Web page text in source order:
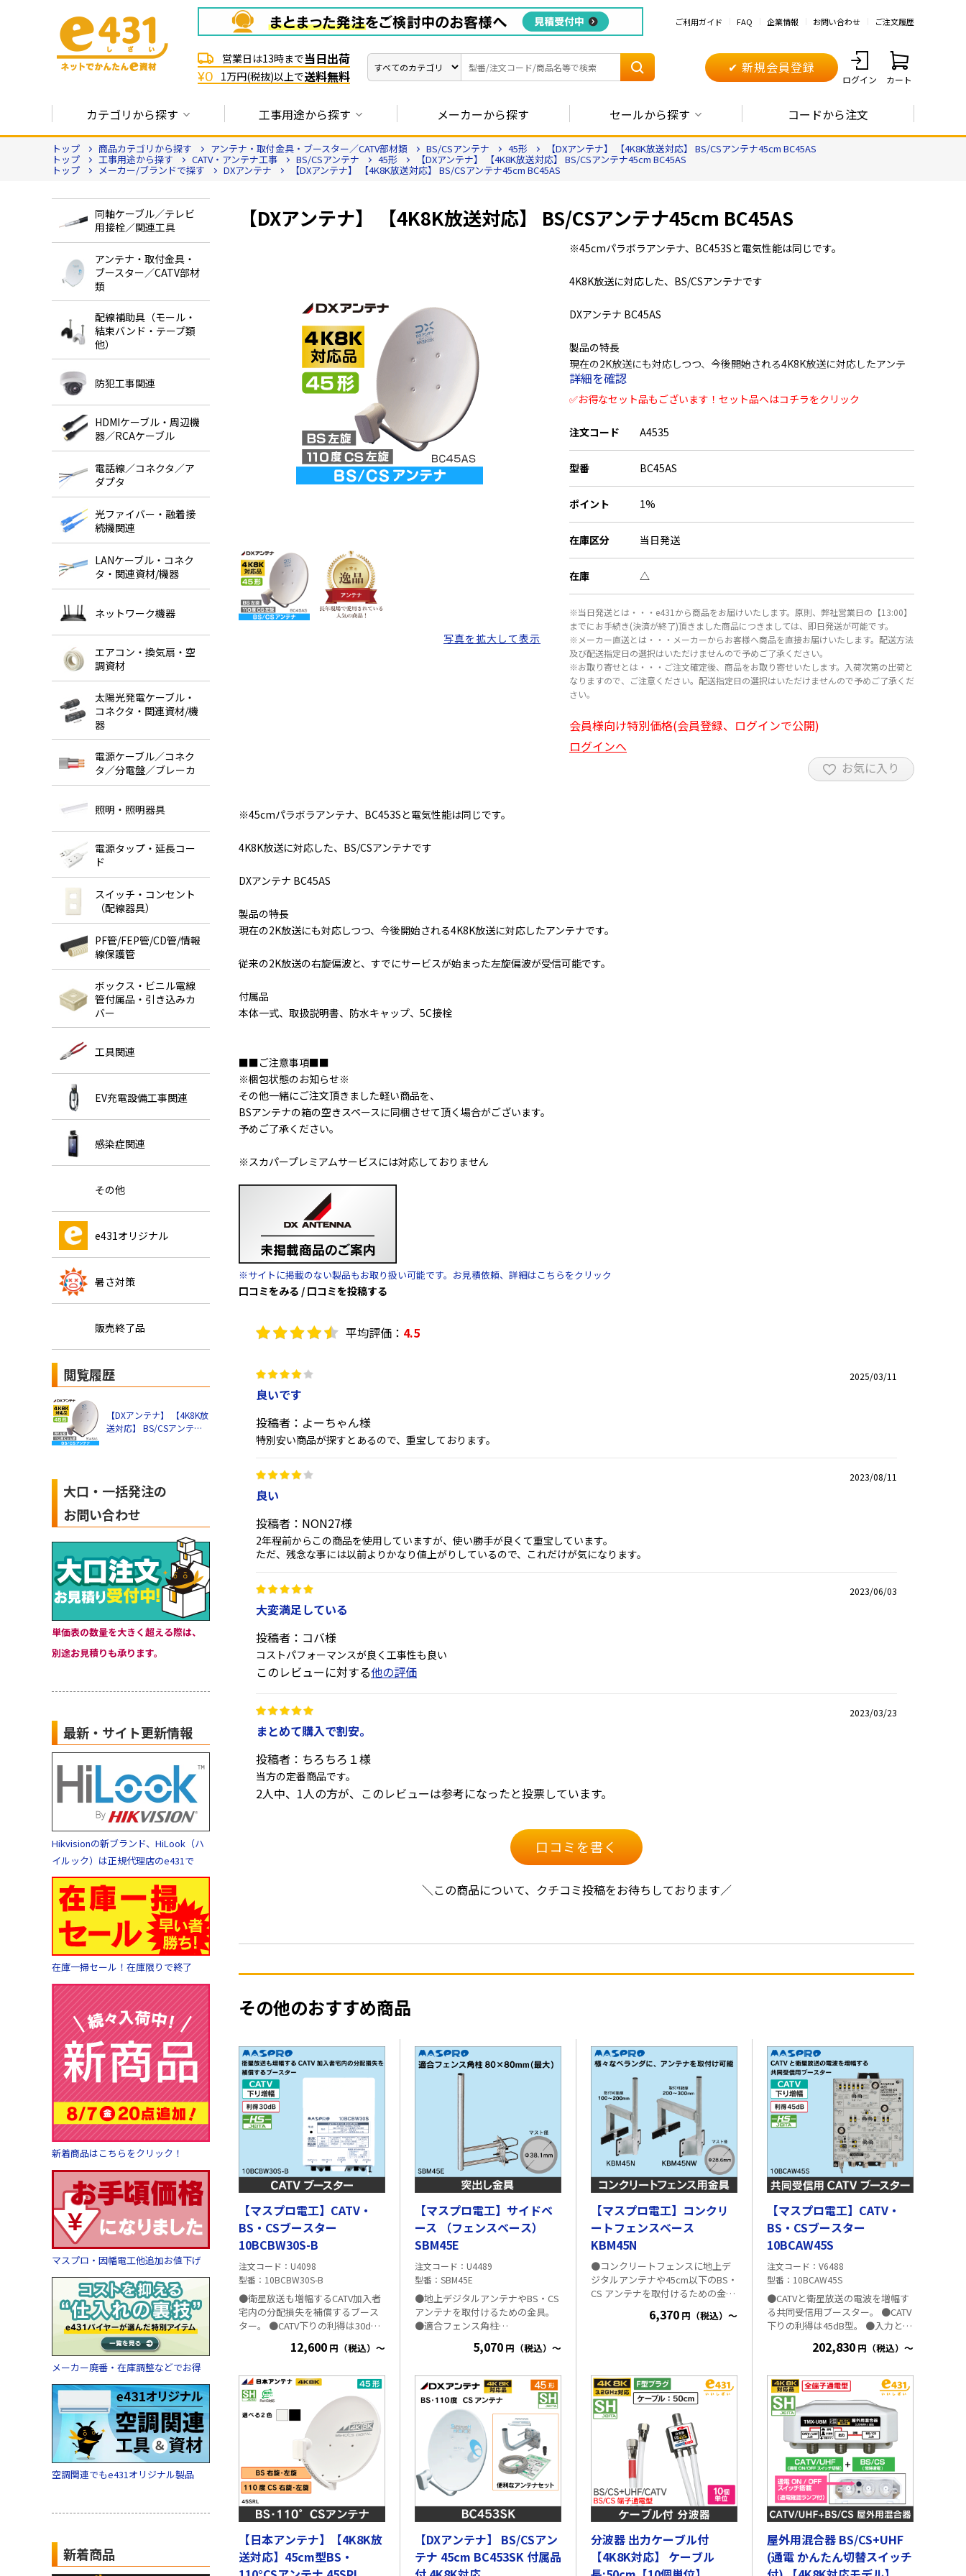
ご利用ガイド FAQ 企業情報 お問い合わせ ご注文履歴
営業日は13時まで当日出荷
¥0 1万円(税抜)以上で送料無料
✔ 新規会員登録
ログイン カート
カテゴリから探す 工事用途から探す メーカーから探す セールから探す コードから注文
トップ 商品カテゴリから探す アンテナ・取付金具・ブースター／CATV部材類 BS/CSアンテナ 45形 【DXアンテナ】 【4K8K放送対応】 BS/CSアンテナ45cm BC45AS
トップ 工事用途から探す CATV・アンテナ工事 BS/CSアンテナ 45形 【DXアンテナ】 【4K8K放送対応】 BS/CSアンテナ45cm BC45AS
トップ メーカー/ブランドで探す DXアンテナ 【DXアンテナ】 【4K8K放送対応】 BS/CSアンテナ45cm BC45AS
同軸ケーブル／テレビ
用接栓／関連工具
アンテナ・取付金具・
ブースター／CATV部材
類
配線補助具（モール・
結束バンド・テープ類
他）
防犯工事関連
HDMIケーブル・周辺機
器／RCAケーブル
電話線／コネクタ／ア
ダプタ
光ファイバー・融着接
続機関連
LANケーブル・コネク
タ・関連資材/機器
ネットワーク機器
エアコン・換気扇・空
調資材
太陽光発電ケーブル・
コネクタ・関連資材/機
器
電源ケーブル／コネク
タ／分電盤／ブレーカ
照明・照明器具
電源タップ・延長コー
ド
スイッチ・コンセント
（配線器具）
PF管/FEP管/CD管/情報
線保護管
ボックス・ビニル電線
管付属品・引き込みカ
バー
工具関連
EV充電設備工事関連
感染症関連
その他
e431オリジナル
暑さ対策
販売終了品
閲覧履歴
【DXアンテナ】 【4K8K放
送対応】 BS/CSアンテナ
大口・一括発注の
お問い合わせ
単価表の数量を大きく超える際は、
別途お見積りも承ります。
最新・サイト更新情報
Hikvisionの新ブランド、HiLook（ハ
イルック）は正規代理店のe431で
在庫一掃セール！在庫限りで終了
新着商品はこちらをクリック！
マスプロ・因幡電工他追加お値下げ
メーカー廃番・在庫調整などでお得
空調関連でもe431オリジナル製品
新着商品
【DXアンテナ】 【4K8K放送対応】 BS/CSアンテナ45cm BC45AS
※45cmパラボラアンテナ、BC453Sと電気性能は同じです。
4K8K放送に対応した、BS/CSアンテナです
DXアンテナ BC45AS
製品の特長
現在の2K放送にも対応しつつ、今後開始される4K8K放送に対応したアンテ
ナです。
です。
付属品
※梱包状態のお知らせ※
その他一緒にご注文頂きました軽い商品を、
BSアンテナの箱の空きスペースに同梱させて頂く場合がございます。
予めご了承ください。
※スカパープレミアムサービスには対応しておりません
詳細を確認
✅お得なセット品もございます！セット品へはコチラをクリック
注文コード A4535
型番 BC45AS
ポイント 1%
在庫区分 当日発送
在庫 △
※当日発送とは・・・e431から商品をお届けいたします。原則、弊社営業日の【13:00】
までにお手続き(決済が終了)頂きました商品につきましては、即日発送が可能です。
※メーカー直送とは・・・メーカーからお客様へ商品を直接お届けいたします。配送方法
及び配送指定日の選択はいただけませんので予めご了承ください。
※お取り寄せとは・・・ご注文確定後、商品をお取り寄せいたします。入荷次第の出荷と
なりますので、ご注意ください。配送指定日の選択はいただけませんので予めご了承くだ
さい。
会員様向け特別価格(会員登録、ログインで公開)
ログインへ
お気に入り
写真を拡大して表示
※45cmパラボラアンテナ、BC453Sと電気性能は同じです。
4K8K放送に対応した、BS/CSアンテナです
DXアンテナ BC45AS
製品の特長
現在の2K放送にも対応しつつ、今後開始される4K8K放送に対応したアンテナです。
従来の2K放送の右旋偏波と、すでにサービスが始まった左旋偏波が受信可能です。
付属品
本体一式、取扱説明書、防水キャップ、5C接栓
■■ご注意事項■■
※梱包状態のお知らせ※
その他一緒にご注文頂きました軽い商品を、
BSアンテナの箱の空きスペースに同梱させて頂く場合がございます。
予めご了承ください。
※スカパープレミアムサービスには対応しておりません
※サイトに掲載のない製品もお取り扱い可能です。お見積依頼、詳細はこちらをクリック
口コミをみる / 口コミを投稿する
平均評価： 4.5
2025/03/11
良いです
投稿者：よーちゃん様
特別安い商品が探すとあるので、重宝しております。
2023/08/11
良い
投稿者：NON27様
2年程前からこの商品を使用していますが、使い勝手が良くて重宝しています。
ただ、残念な事には以前よりかなり値上がりしているので、これだけが気になります。
2023/06/03
大変満足している
投稿者：コバ様
コストパフォーマンスが良く工事性も良い
このレビューに対する他の評価
2023/03/23
まとめて購入で割安。
投稿者：ちろちろ１様
当方の定番商品です。
2人中、1人の方が、このレビューは参考になったと投票しています。
口コミを書く
＼この商品について、クチコミ投稿をお待ちしております／
その他のおすすめ商品
【マスプロ電工】CATV・
BS・CSブースター
10BCBW30S-B
注文コード
U4098
型番
10BCBW30S-B
●衛星放送も増幅するCATV加入者
宅内の分配損失を補償するブース
ター。 ●CATV下りの利得は30dB
電源部の取り外しが可能なため、
きます。 ■仕様
12,600 円（税込）～
【マスプロ電工】サイドベ
ース （フェンスベース）
SBM45E
注文コード
U4489
型番
SBM45E
●地上デジタルアンテナやBS・CS
アンテナを取付けるための金具。
●適合フェンス角柱
ルアンテナやBS・CSアンテナを取
ジタルアンテナは、適合マスト径
をご確認ください） ■仕様 摘要：
溶融亜鉛－すず合金めっき 適合フ
ェンス角柱：80×80mm（最大）
RoHS対応品 質量：約2.4kg
5,070 円（税込）～
【マスプロ電工】コンクリ
ートフェンスベース
KBM45N
●コンクリートフェンスに地上デ
ジタルアンテナや45cm以下のBS・
CS アンテナを取付けるための金具
厚：100～200mmに対応していま
（KBM45NW）。 ●高さが、90mm
までの笠木に対応していますか
ら、様々な戸建住宅、マンション
のベランダにアンテナを取付けら
れます。 ●金具の固定ボルトがベ
ランダの内側ですから、ベランダ
から身を乗出して作業する必要が
なく、安全に設置できます。 ●コ
ンクリートフェンスを挟む圧接板
の片方が回転することで、コンク
リートフェンスと手すりのすき間
から、アングル部を通して簡単に
取付けられます。 ■仕様 摘要：溶
融亜鉛－すず合金めっき 取付可能
厚：100～200mm（KBM45N）
6,370 円（税込）～
【マスプロ電工】CATV・
BS・CSブースター
10BCAW45S
注文コード
V6488
型番
10BCAW45S
●CATVと衛星放送の電波を増幅す
る共同受信用ブースター。 ●CATV
下りの利得は45dB型。 ●入力と出
ンテナンスを行いやすいです。 ●
載していますから、ブースター設
置後も測定できます。 ●本体はア
ルミダイカストケースのため高い
シールド性能で、携帯電話などと
の混信や電波障害の影響がなく、
安定した映像をお楽しみいただけ
ます。 ■仕様
202,830 円（税込）～
【日本アンテナ】【4K8K放
送対応】45cm型BS・
【DXアンテナ】 BS/CSアン
テナ 45cm BC453SK 付属品
分波器 出力ケーブル付
【4K8K対応】 ケーブル
屋外用混合器 BS/CS+UHF
(通電 かんたん切替スイッチ